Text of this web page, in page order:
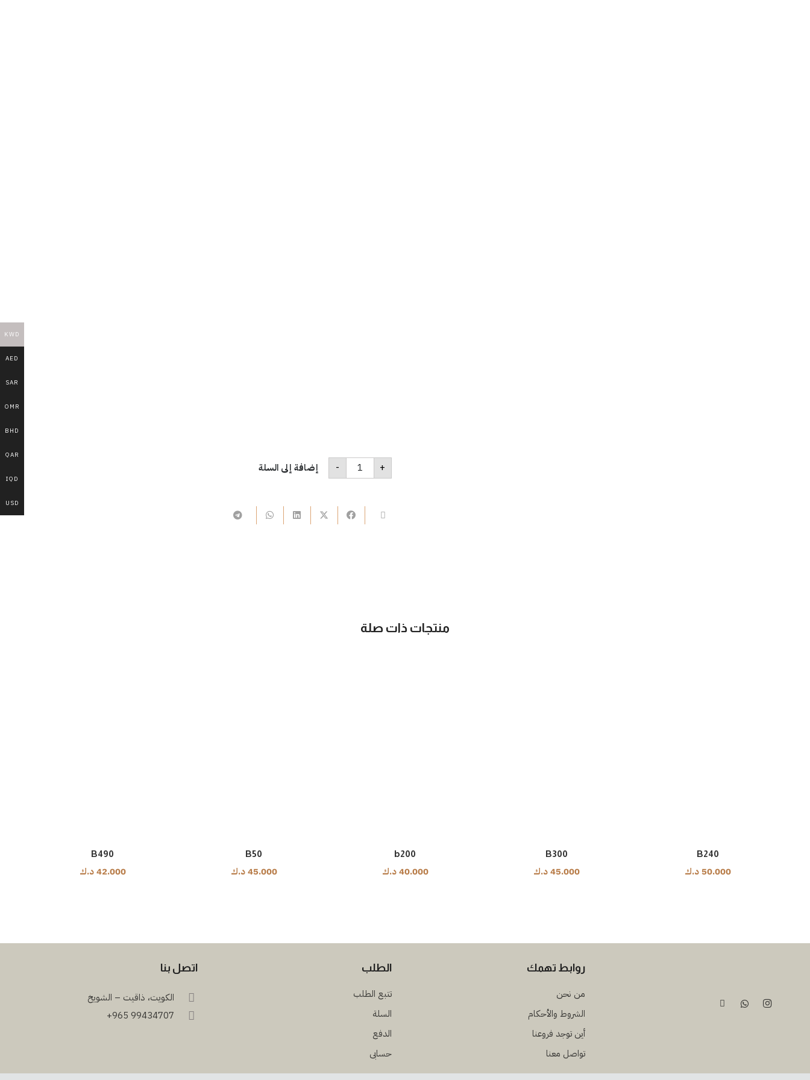
- كمية
B190 + إضافة إلى السلة
منتجات ذات صلة
B240
50.000 د.ك
B300
45.000 د.ك
b200
40.000 د.ك
B50
45.000 د.ك
B490
42.000 د.ك
روابط تهمك
من نحن
الشروط والأحكام
أين توجد فروعنا
تواصل معنا
الطلب
تتبع الطلب
السلة
الدفع
حسابى
اتصل بنا
الكويت، ذاقيت – الشويخ
99434707 965+
KWD
AED
SAR
OMR
BHD
QAR
IQD
USD